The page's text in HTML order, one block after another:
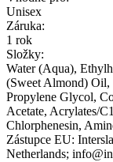
Unisex
Záruka:
1 rok
Složky:
Water (Aqua),
(Sweet Almond) Oil,
Propylene Glycol,
Acetate, Acrylates/
Chlorphenesin,
Zástupce EU:
Netherlands;